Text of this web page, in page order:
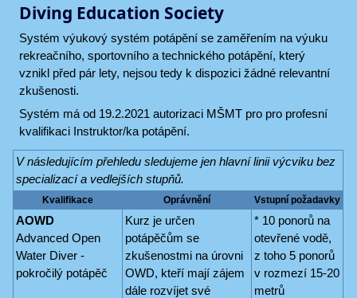
Diving Education Society
Systém výukový systém potápění se zaměřením na výuku
rekreačního, sportovního a technického potápění, který
vznikl před pár lety, nejsou tedy k dispozici žádné relevantní
zkušenosti.
Systém má od 19.2.2021 autorizaci MŠMT pro pro profesní
kvalifikaci Instruktor/ka potápění.
V následujícím přehledu sledujeme jen hlavní linii výcviku bez
specializací a vedlejších stupňů.
Kvalifikace Oprávnění Vstupní požadavky
AOWD
Advanced Open
Water Diver -
pokročilý potápěč
Kurz je určen
potápěčům se
zkušenostmi na úrovni
OWD, kteří mají zájem
dále rozvíjet své
* 10 ponorů na
otevřené vodě,
z toho 5 ponorů
v rozmezí 15-20
metrů